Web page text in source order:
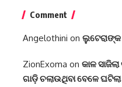
Comment
Angelothini on ଲୁଟେରାଙ୍କ
ZionExoma on କାଳ
ଗାଡ଼ି ଚଲାଉଥିବା ବେଳେ